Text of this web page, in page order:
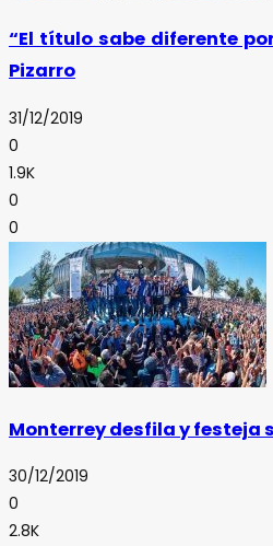
“El título sabe diferente
Pizarro
31/12/2019
0
1.9K
0
0
Monterrey desfila y festeja
30/12/2019
0
2.8K